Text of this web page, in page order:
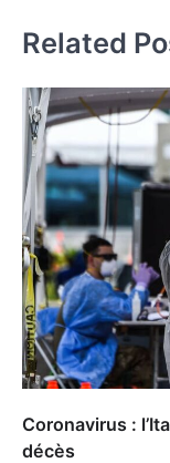
Related
Coronavirus :
décès